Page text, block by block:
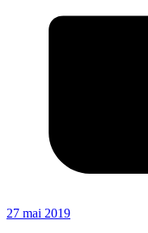
27 mai 2019